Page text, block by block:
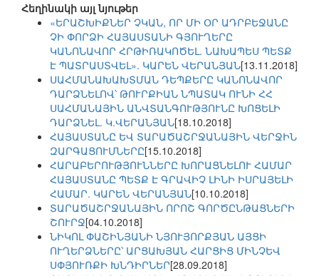
Հեղինակի այլ նյութեր
«ԵՐԱՇԽԻՔՆԵՐ ՉԿԱՆ, ՈՐ ՄԻ ՕՐ ԱԴՐԲԵՋԱՆԸ
ՉԻ ՓՈՐՁԻ ՀԱՅԱՍՏԱՆԻ ԳՅՈՒՂԵՐԸ
ԿԱՆՈՆԱՎՈՐ ՀՐԹԻՌԱԿՈԾԵԼ. ՆԱԽԱՊԵՍ ՊԵՏՔ
Է ՊԱՏՐԱՍՏՎԵԼ». ԿԱՐԵՆ ՎԵՐԱՆՅԱՆ[13.11.2018]
ՍԱՀՄԱՆԱԽԱԽՏՄԱՆ ԴԵՊՔԵՐԸ ԿԱՆՈՆԱՎՈՐ
ԴԱՐՁՆԵԼՈՎ՝ ԹՈՒՐՔԻԱՆ ՆՊԱՏԱԿ ՈՒՆԻ ՀՀ
ՍԱՀՄԱՆԱՅԻՆ ԱՆՎՏԱՆԳՈՒԹՅՈՒՆԸ ԽՈՑԵԼԻ
ԴԱՐՁՆԵԼ. Կ.ՎԵՐԱՆՅԱՆ[18.10.2018]
ՀԱՅԱՍՏԱՆԸ ԵՎ ՏԱՐԱԾԱՇՐՋԱՆԱՅԻՆ ՎԵՐՋԻՆ
ԶԱՐԳԱՑՈՒՄՆԵՐԸ[15.10.2018]
ՀԱՐԱԲԵՐՈՒԹՅՈՒՆՆԵՐԸ ԽՈՐԱՑՆԵԼՈՒ ՀԱՄԱՐ
ՀԱՅԱՍՏԱՆԸ ՊԵՏՔ Է ԳՐԱՎԻՉ ԼԻՆԻ ԻՍՐԱՅԵԼԻ
ՀԱՄԱՐ. ԿԱՐԵՆ ՎԵՐԱՆՅԱՆ[10.10.2018]
ՏԱՐԱԾԱՇՐՋԱՆԱՅԻՆ ՈՐՈՇ ԳՈՐԾԸՆԹԱՑՆԵՐԻ
ՇՈՒՐՋ[04.10.2018]
ՆԻԿՈԼ ՓԱՇԻՆՅԱՆԻ ՆՅՈՒՅՈՐՔՅԱՆ ԱՅՑԻ
ՈՒՂԵՐՁՆԵՐԸ՝ ԱՐՑԱԽՅԱՆ ՀԱՐՑԻՑ ՄԻՆՉԵՎ
ՍՓՅՈՒՌՔԻ ԽՆԴԻՐՆԵՐ[28.09.2018]